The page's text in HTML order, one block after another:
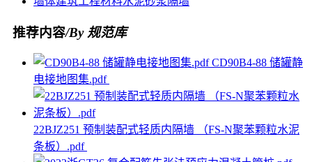
推荐内容/By 规范库
CD90B4-88 储罐静
电接地图集.pdf
22BJZ251 预制装配式轻质内隔墙 （FS-N聚苯颗粒水泥
条板）.pdf